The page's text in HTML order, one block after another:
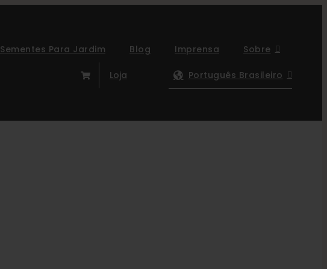
Sementes Para Jardim Blog Imprensa Sobre
Loja Português Brasileiro